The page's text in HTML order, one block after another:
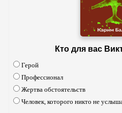
Кто для вас
Герой
Профессионал
Жертва обстоятельств
Человек, которого никто не